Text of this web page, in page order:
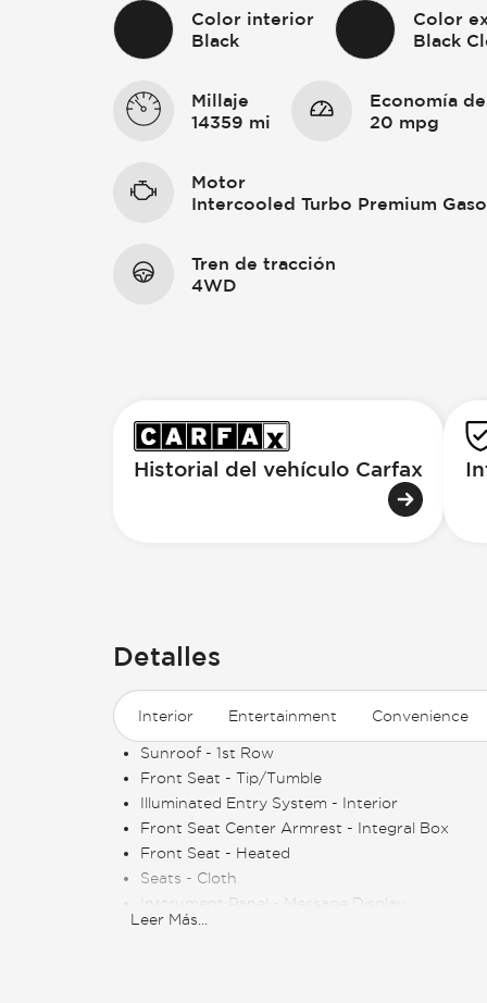
Color interior
Black
Color
Black
Millaje
14359 mi
Economía
20 mpg
Motor
Intercooled Turbo Premium
Tren de tracción
4WD
Historial del vehículo Carfax
Detalles
Interior Entertainment Convenience
Sunroof - 1st Row
Front Seat - Tip/Tumble
Illuminated Entry System - Interior
Front Seat Center Armrest - Integral Box
Front Seat - Heated
Seats - Cloth
Instrument Panel - Message Display
Instrument Panel - Reconfigurable
Leer Más